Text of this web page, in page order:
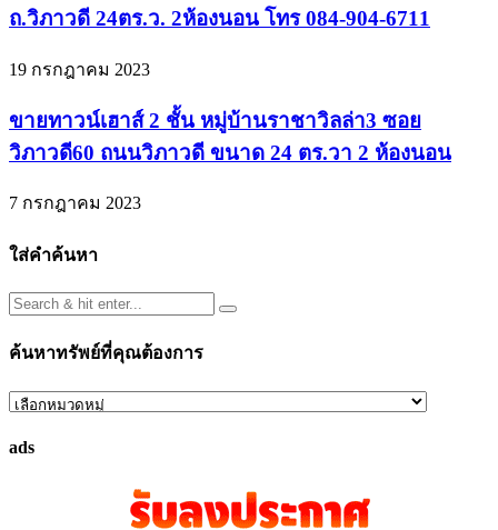
ถ.วิภาวดี 24ตร.ว. 2ห้องนอน โทร 084-904-6711
19 กรกฎาคม 2023
ขายทาวน์เฮาส์ 2 ชั้น หมู่บ้านราชาวิลล่า3 ซอย
วิภาวดี60 ถนนวิภาวดี ขนาด 24 ตร.วา 2 ห้องนอน
7 กรกฎาคม 2023
ใส่คำค้นหา
ค้นหาทรัพย์ที่คุณต้องการ
ค้นหา
ที่
ads